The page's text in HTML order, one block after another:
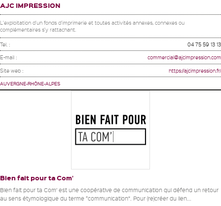
AJC IMPRESSION
L'exploitation d'un fonds d'imprimerie et toutes activités annexes, connexes ou
complémentaires s'y rattachant.
Tel. : 04 75 59 13 13
E-mail : commercial@ajcimpression.com
Site web : https://ajcimpression.fr/
AUVERGNE-RHÔNE-ALPES
Bien fait pour ta Com’
Bien fait pour ta Com’ est une coopérative de communication qui défend un retour
au sens étymologique du terme “communication”. Pour (re)créer du lien...